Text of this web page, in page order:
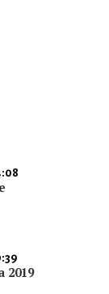
2019